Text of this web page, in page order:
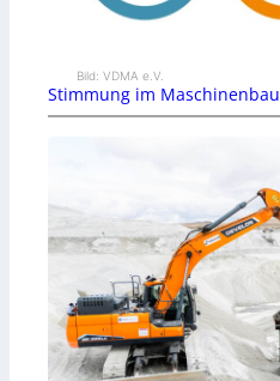
Bild: VDMA e.V.
Stimmung im Maschinenbau